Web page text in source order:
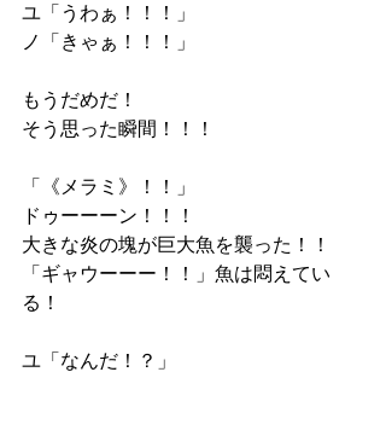
ユ「うわぁ！！！」
ノ「きゃぁ！！！」
もうだめだ！
そう思った瞬間！！！
「《メラミ》！！」
ドゥーーーン！！！
大きな炎の塊が巨大魚を襲った！！
「ギャウーーー！！」魚は悶えてい
る！
ユ「なんだ！？」